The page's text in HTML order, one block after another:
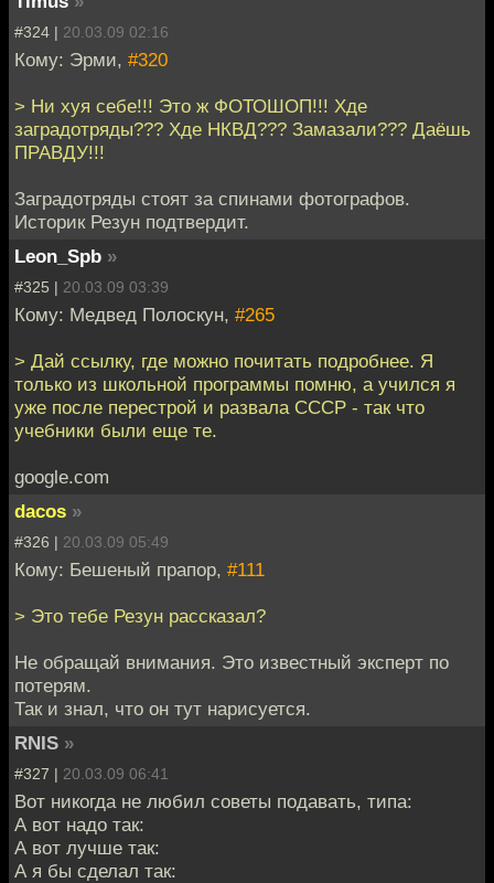
#324 | 20.03.09 02:16
Кому: Эрми, #320
> Ни хуя себе!!! Это ж ФОТОШОП!!! Хде
заградотряды??? Хде НКВД??? Замазали??? Даёшь
ПРАВДУ!!!
Заградотряды стоят за спинами фотографов.
Историк Резун подтвердит.
Leon_Spb »
#325 | 20.03.09 03:39
Кому: Медвед Полоскун, #265
> Дай ссылку, где можно почитать подробнее. Я
только из школьной программы помню, а учился я
уже после перестрой и развала СССР - так что
учебники были еще те.
google.com
dacos »
#326 | 20.03.09 05:49
Кому: Бешеный прапор, #111
> Это тебе Резун рассказал?
Не обращай внимания. Это известный эксперт по
потерям.
Так и знал, что он тут нарисуется.
RNIS »
#327 | 20.03.09 06:41
Вот никогда не любил советы подавать, типа:
А вот надо так:
А вот лучше так:
А я бы сделал так: